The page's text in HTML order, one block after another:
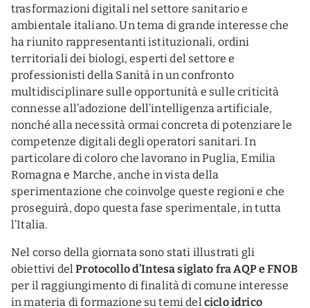
trasformazioni digitali nel settore sanitario e
ambientale italiano. Un tema di grande interesse che
ha riunito rappresentanti istituzionali, ordini
territoriali dei biologi, esperti del settore e
professionisti della Sanità in un confronto
multidisciplinare sulle opportunità e sulle criticità
connesse all’adozione dell’intelligenza artificiale,
nonché alla necessità ormai concreta di potenziare le
competenze digitali degli operatori sanitari. In
particolare di coloro che lavorano in Puglia, Emilia
Romagna e Marche, anche in vista della
sperimentazione che coinvolge queste regioni e che
proseguirà, dopo questa fase sperimentale, in tutta
l’Italia.
Nel corso della giornata sono stati illustrati gli
obiettivi delProtocollo d’Intesa siglato fra AQP e FNOB
per il raggiungimento di finalità di comune interesse
in materia di formazione su temi delciclo idrico